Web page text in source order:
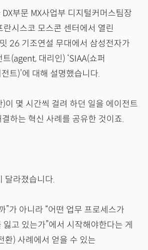
DX부문 MX사업부 디지털커머스팀장
시스코 모스콘 센터에서 열린
26 기조연설 무대에서 삼성전자가
(agent, 대리인) ‘SIAA(쇼퍼
트)’에 대해 설명했습니다.
이 몇 시간씩 걸려 하던 일을 에이전트
하는 혁신 사례를 공유한 것이죠.
달라졌습니다.
”가 아니라 “어떤 업무 프로세스가
고 있는가”에서 시작해야한다는 게
환) 사례에서 얻을 수 있는